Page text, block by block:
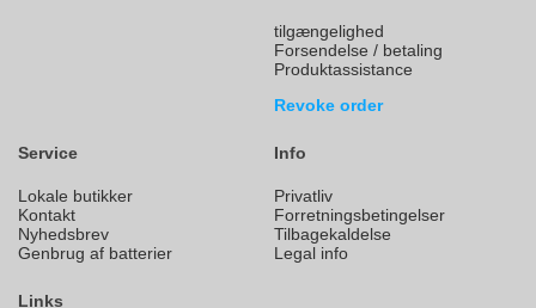
tilgængelighed
Forsendelse / betaling
Produktassistance
Revoke order
Service
Lokale butikker
Kontakt
Nyhedsbrev
Genbrug af batterier
Info
Privatliv
Forretningsbetingelser
Tilbagekaldelse
Legal info
Links